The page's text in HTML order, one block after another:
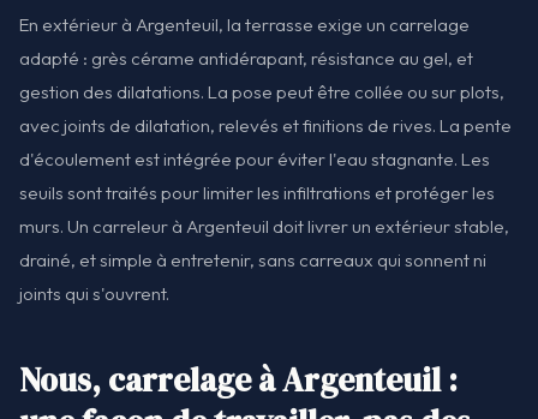
En extérieur à Argenteuil, la terrasse exige un carrelage
adapté : grès cérame antidérapant, résistance au gel, et
gestion des dilatations. La pose peut être collée ou sur plots,
avec joints de dilatation, relevés et finitions de rives. La pente
d'écoulement est intégrée pour éviter l'eau stagnante. Les
seuils sont traités pour limiter les infiltrations et protéger les
murs. Un carreleur à Argenteuil doit livrer un extérieur stable,
drainé, et simple à entretenir, sans carreaux qui sonnent ni
joints qui s'ouvrent.
Nous, carrelage à Argenteuil :